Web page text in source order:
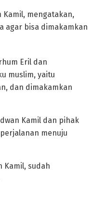
Kamil, mengatakan,
agar bisa dimakamkan
Eril dan
muslim, yaitu
dan dimakamkan
Kamil dan pihak
menuju
Kamil, sudah